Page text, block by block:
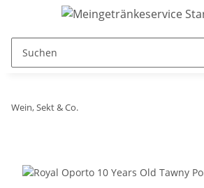
Wein, Sekt & Co.